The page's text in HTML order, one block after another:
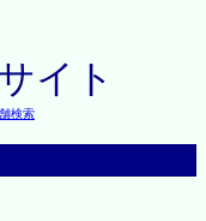
イト
検索